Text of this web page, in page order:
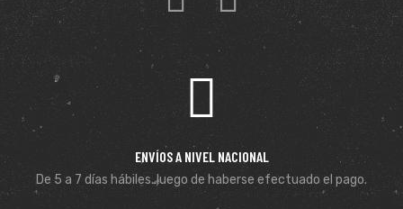
ENVÍOS A NIVEL NACIONAL
De 5 a 7 días hábiles. luego de haberse efectuado el pago.